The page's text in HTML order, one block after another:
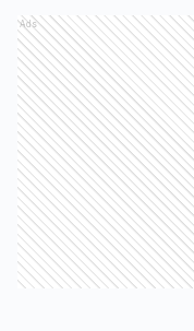
Ads